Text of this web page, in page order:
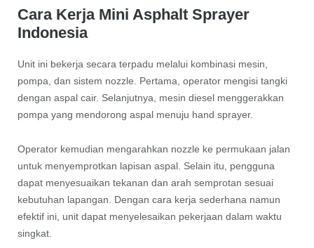
Cara Kerja Mini Asphalt Sprayer
Indonesia
Unit ini bekerja secara terpadu melalui kombinasi mesin,
pompa, dan sistem nozzle. Pertama, operator mengisi tangki
dengan aspal cair. Selanjutnya, mesin diesel menggerakkan
pompa yang mendorong aspal menuju hand sprayer.
Operator kemudian mengarahkan nozzle ke permukaan jalan
untuk menyemprotkan lapisan aspal. Selain itu, pengguna
dapat menyesuaikan tekanan dan arah semprotan sesuai
kebutuhan lapangan. Dengan cara kerja sederhana namun
efektif ini, unit dapat menyelesaikan pekerjaan dalam waktu
singkat.